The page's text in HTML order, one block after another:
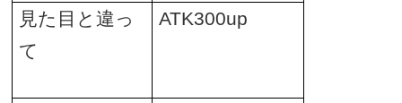
見た目と違っ
て
ATK300up